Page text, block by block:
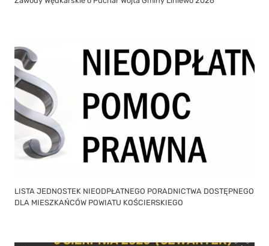
LISTA JEDNOSTEK NIEODPŁATNEGO PORADNICTWA DOSTĘPNEGO
DLA MIESZKAŃCÓW POWIATU KOŚCIERSKIEGO